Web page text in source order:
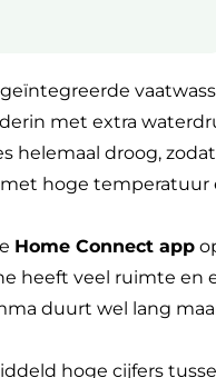
geïntegreerde
met extra
helemaal droog,
hoge temperatuur
Home Connect app
heeft veel ruimte
duurt wel lang
hoge cijfers